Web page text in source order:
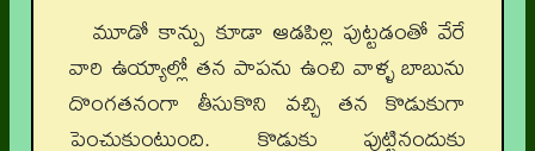
మూడో కాన్పు కూడా ఆడపిల్ల పుట్టడంతో వేరే
వారి ఉయ్యాల్లో తన పాపను ఉంచి వాళ్ళ బాబును
దొంగతనంగా తీసుకొని వచ్చి తన కొడుకుగా
పెంచుకుంటుంది. కొడుకు పుట్టినందుకు